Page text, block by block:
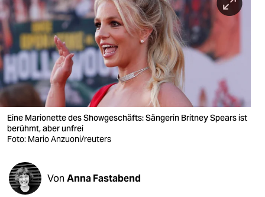
nord
wahrheit
verlag
verlag
veranstaltungen
shop
fragen & hilfe
unterstützen
Eine Marionette des Showgeschäfts: Sängerin Britney Spears ist
berühmt, aber unfrei
Foto: Mario Anzuoni/reuters
Von Anna Fastabend